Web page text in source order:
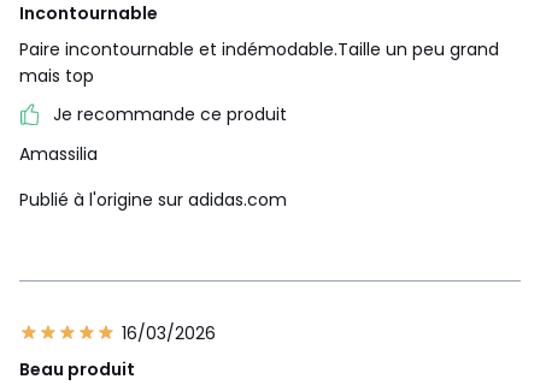
Incontournable
Paire incontournable et indémodable.Taille un peu grand
mais top
Je recommande ce produit
Amassilia
Publié à l'origine sur adidas.com
16/03/2026
Beau produit